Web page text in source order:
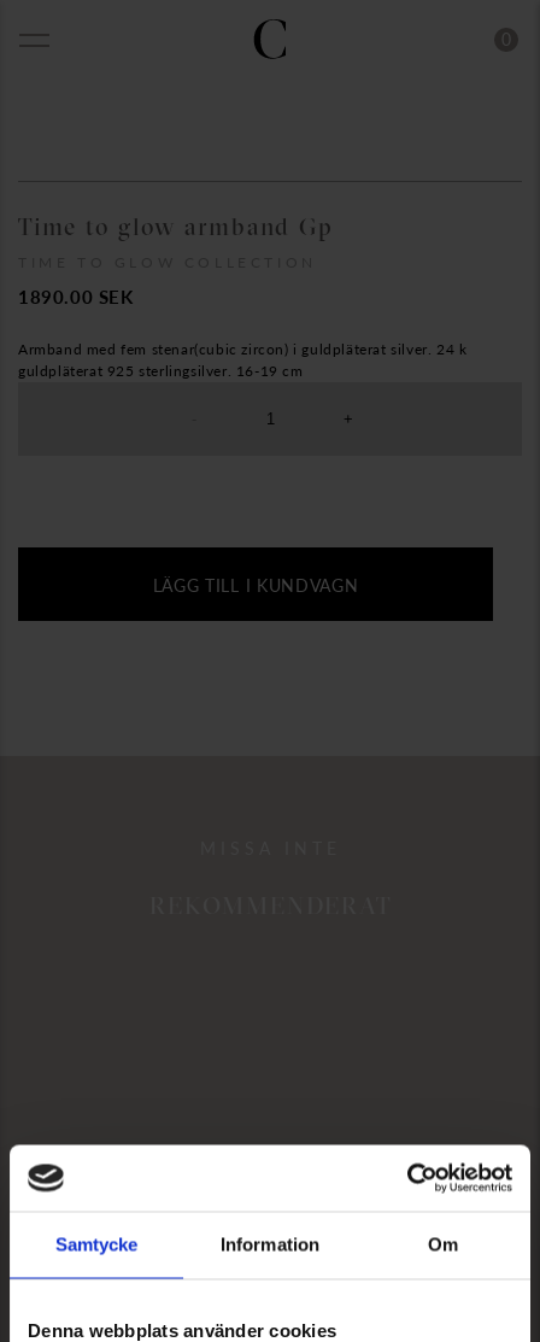
Samtycke Information Om
Denna webbplats använder cookies
0
Time to glow armband Gp
1890.00 SEK
Armband med fem stenar(cubic zircon) i guldpläterat silver. 24 k
guldpläterat 925 sterlingsilver. 16-19 cm
+
LÄGG TILL I KUNDVAGN